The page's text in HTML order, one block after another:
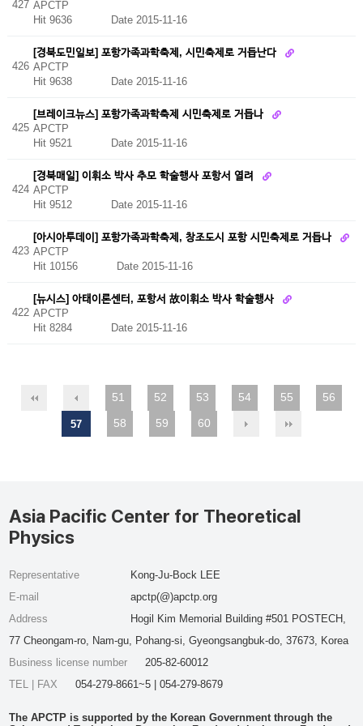
427 APCTP
Hit 9636
Date 2015-11-16
426
[경북도민일보] 포항가족과학축제, 시민축제로 거듭난다
APCTP
Hit 9638
Date 2015-11-16
425
[브레이크뉴스] 포항가족과학축제 시민축제로 거듭나
APCTP
Hit 9521
Date 2015-11-16
424
[경북매일] 이휘소 박사 추모 학술행사 포항서 열려
APCTP
Hit 9512
Date 2015-11-16
423
[아시아투데이] 포항가족과학축제, 창조도시 포항 시민축제로 거듭나
APCTP
Hit 10156
Date 2015-11-16
422
[뉴시스] 아태이론센터, 포항서 故이휘소 박사 학술행사
APCTP
Hit 8284
Date 2015-11-16
51 52 53 54 55 56
57 58 59 60
Asia Pacific Center for Theoretical
Physics
Representative
Kong-Ju-Bock LEE
E-mail
apctp(@)apctp.org
Address
Hogil Kim Memorial Building #501 POSTECH,
77 Cheongam-ro, Nam-gu, Pohang-si, Gyeongsangbuk-do, 37673, Korea
Business license number
205-82-60012
TEL | FAX
054-279-8661~5 | 054-279-8679
The APCTP is supported by the Korean Government through the